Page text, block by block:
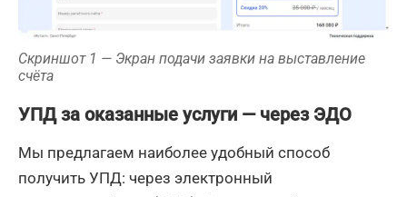
Скриншот 1 — Экран подачи заявки на выставление
счёта
УПД за оказанные услуги — через ЭДО
Мы предлагаем наиболее удобный способ
получить УПД: через электронный